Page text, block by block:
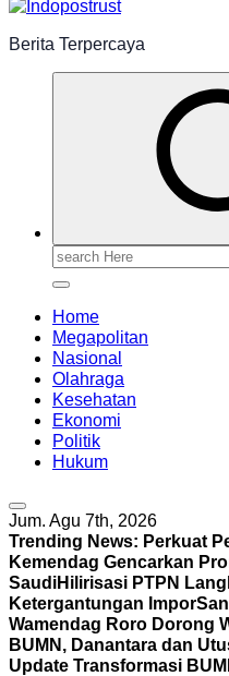
Berita Terpercaya
Search
Home
Megapolitan
Nasional
Olahraga
Kesehatan
Ekonomi
Politik
Hukum
Jum. Agu 7th, 2026
Trending News: Perkuat
Kemendag Gencarkan
SaudiHilirisasi PTPN
Ketergantungan Impor
Wamendag Roro Dorong
BUMN, Danantara dan
Update Transformasi